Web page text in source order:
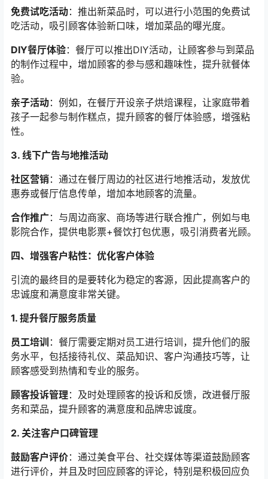
免费试吃活动：推出新菜品时，可以进行小范围的免费试
吃活动，吸引顾客体验新口味，增加菜品的曝光度。
DIY餐厅体验：餐厅可以推出DIY活动，让顾客参与到菜品
的制作过程中，增加顾客的参与感和趣味性，提升就餐体
验。
亲子活动：例如，在餐厅开设亲子烘焙课程，让家庭带着
孩子一起参与制作糕点，提升顾客的餐厅体验感，增强粘
性。
3. 线下广告与地推活动
社区营销：通过在餐厅周边的社区进行地推活动，发放优
惠券或餐厅信息传单，增加本地顾客的流量。
合作推广：与周边商家、商场等进行联合推广，例如与电
影院合作，提供电影票+餐饮打包优惠，吸引消费者光顾。
四、增强客户粘性：优化客户体验
引流的最终目的是要转化为稳定的客源，因此提高客户的
忠诚度和满意度非常关键。
1. 提升餐厅服务质量
员工培训 ：餐厅需要定期对员工进行培训，提升他们的服
务水平，包括接待礼仪、菜品知识、客户沟通技巧等，让
顾客感受到热情和专业的服务。
顾客投诉管理 ：及时处理顾客的投诉和反馈，改进餐厅服
务和菜品，提升顾客的满意度和品牌忠诚度。
2. 关注客户口碑管理
鼓励客户评价：通过美食平台、社交媒体等渠道鼓励顾客
进行评价，并且及时回应顾客的评论，特别是积极回应负